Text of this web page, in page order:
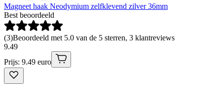
Magneet haak Neodymium zelfklevend zilver 36mm
Best beoordeeld
(3)Beoordeeld met 5.0 van de 5 sterren, 3 klantreviews
9.49
Prijs: 9.49 euro